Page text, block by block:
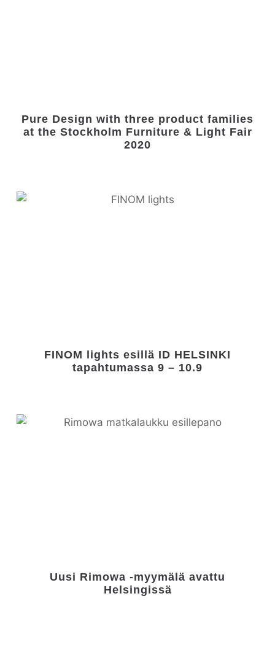
Pure Design with three product families
at the Stockholm Furniture & Light Fair
2020
FINOM lights esillä ID HELSINKI
tapahtumassa 9 – 10.9
Uusi Rimowa -myymälä avattu
Helsingissä